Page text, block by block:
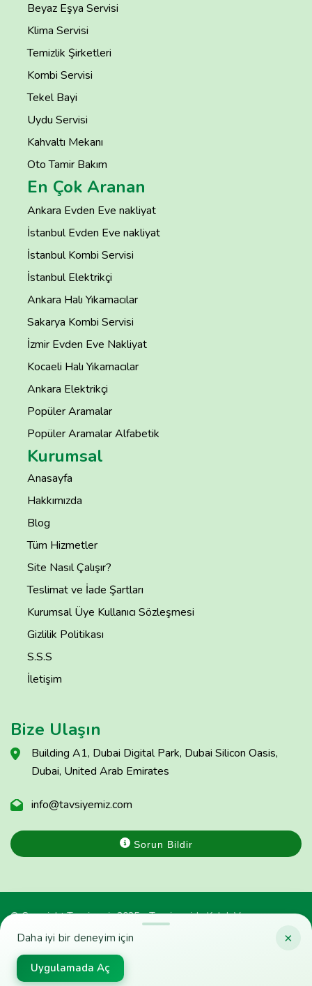
×
Daha iyi bir deneyim için
Uygulamada Aç
Beyaz Eşya Servisi
Klima Servisi
Temizlik Şirketleri
Kombi Servisi
Tekel Bayi
Uydu Servisi
Kahvaltı Mekanı
Oto Tamir Bakım
En Çok Aranan
Ankara Evden Eve nakliyat
İstanbul Evden Eve nakliyat
İstanbul Kombi Servisi
İstanbul Elektrikçi
Ankara Halı Yıkamacılar
Sakarya Kombi Servisi
İzmir Evden Eve Nakliyat
Kocaeli Halı Yıkamacılar
Ankara Elektrikçi
Popüler Aramalar
Popüler Aramalar Alfabetik
Kurumsal
Anasayfa
Hakkımızda
Blog
Tüm Hizmetler
Site Nasıl Çalışır?
Teslimat ve İade Şartları
Kurumsal Üye Kullanıcı Sözleşmesi
Gizlilik Politikası
S.S.S
İletişim
Bize Ulaşın
Building A1, Dubai Digital Park, Dubai Silicon Oasis,
Dubai, United Arab Emirates
info@tavsiyemiz.com
Sorun Bildir
© Copyright Tavsiyemiz 2025 - Tavsiyemiz'e Kulak Ver